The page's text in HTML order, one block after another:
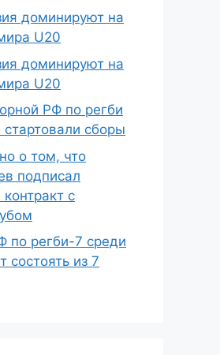
доминируют на
U20
доминируют на
U20
РФ по регби
сборы
о том, что
подписал
с
по регби-7 среди
состоять из 7